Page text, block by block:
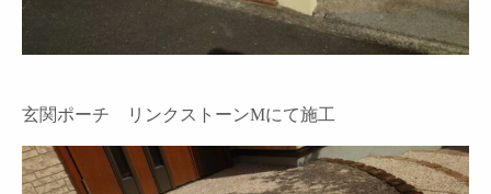
玄関ポーチ リンクストーンMにて施工